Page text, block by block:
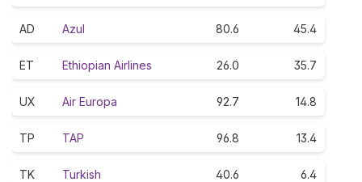
AD Azul 80.6 45.4
ET Ethiopian Airlines 26.0 35.7
UX Air Europa 92.7 14.8
TP TAP 96.8 13.4
TK Turkish 40.6 6.4